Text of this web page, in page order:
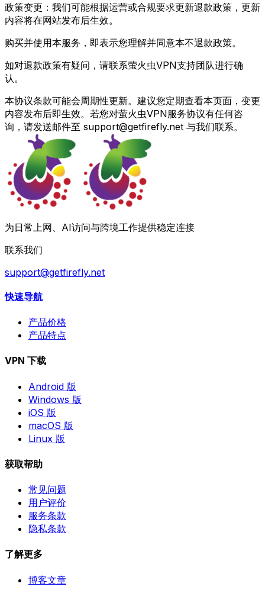
政策变更：我们可能根据运营或合规要求更新退款政策，更新
内容将在网站发布后生效。
购买并使用本服务，即表示您理解并同意本不退款政策。
如对退款政策有疑问，请联系萤火虫VPN支持团队进行确
认。
本协议条款可能会周期性更新。建议您定期查看本页面，变更
内容发布后即生效。若您对萤火虫VPN服务协议有任何咨
询，请发送邮件至 support@getfirefly.net 与我们联系。
为日常上网、AI访问与跨境工作提供稳定连接
联系我们
support@getfirefly.net
快速导航
产品价格
产品特点
VPN 下载
Android 版
Windows 版
iOS 版
macOS 版
Linux 版
获取帮助
常见问题
用户评价
服务条款
隐私条款
了解更多
博客文章